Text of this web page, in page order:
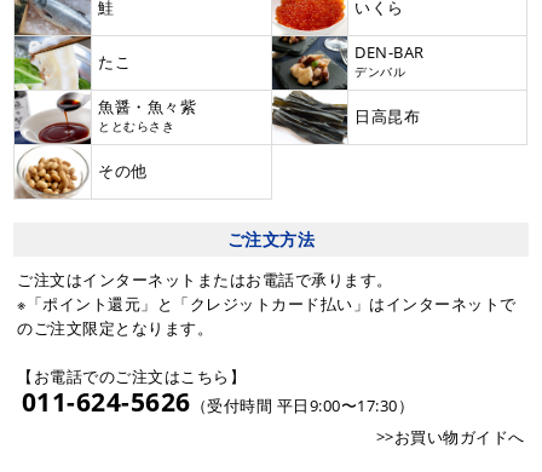
鮭 いくら
たこ DEN-BAR
デンバル
魚醤・魚々紫
ととむらさき 日高昆布
その他
ご注文方法
ご注文はインターネットまたはお電話で承ります。
※「ポイント還元」と「クレジットカード払い」はインターネットで
のご注文限定となります。
【お電話でのご注文はこちら】
011-624-5626 （受付時間 平日9:00〜17:30）
>>お買い物ガイドへ